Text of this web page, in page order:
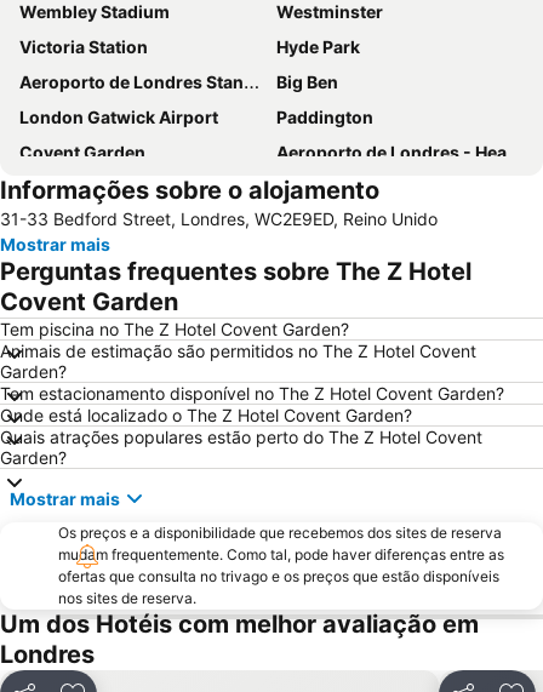
Wembley Stadium
Westminster
Victoria Station
Hyde Park
Aeroporto de Londres Stansted
Big Ben
London Gatwick Airport
Paddington
Covent Garden
Aeroporto de Londres - Heathrow
Liverpool Street Station
Soho
Kings Cross
Metrô de Londres
Paddington Station
Piccadilly Circus
South Kensington
Camden Town
The O2 Arena
Victoria
Grosvenor Victoria Casino
Picadilly Circus Station
London Luton Airport
Wembley
Palácio de Buckingham
ExCeL
Notting Hill
Trafalgar Square
Tower Bridge
Oxford Street
St Pancras Station
Passeando a Pé em Londres
King's Cross Station
Tottenham Hotspur Stadium
Waterloo Station
Aeroporto da Cidade de Londres
Informações sobre o alojamento
31-33 Bedford Street, Londres, WC2E9ED, Reino Unido
Mostrar mais
Perguntas frequentes sobre The Z Hotel
Covent Garden
Tem piscina no The Z Hotel Covent Garden?
Animais de estimação são permitidos no The Z Hotel Covent
Garden?
Tem estacionamento disponível no The Z Hotel Covent Garden?
Onde está localizado o The Z Hotel Covent Garden?
Quais atrações populares estão perto do The Z Hotel Covent
Garden?
Mostrar mais
Os preços e a disponibilidade que recebemos dos sites de reserva
mudam frequentemente. Como tal, pode haver diferenças entre as
ofertas que consulta no trivago e os preços que estão disponíveis
nos sites de reserva.
Um dos Hotéis com melhor avaliação em
Londres